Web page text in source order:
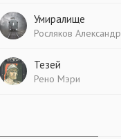
Умиралище
Росляков Александр
Тезей
Рено Мэри